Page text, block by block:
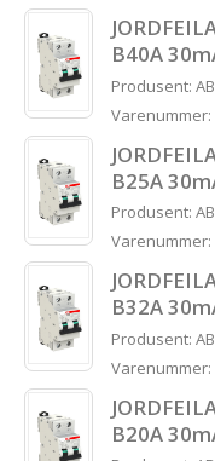
B40A
Produsent:
Varenummer:
B25A
Produsent:
Varenummer:
B32A
Produsent:
Varenummer:
B20A